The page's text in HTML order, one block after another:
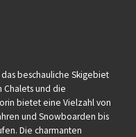
beschauliche Skigebiet
Chalets und die
bietet eine Vielzahl von
und Snowboarden bis
Die charmanten